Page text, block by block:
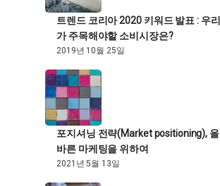
트렌드 코리아 2020 키워드 발표 : 우리
가 주목해야할 소비시장은?
2019년 10월 25일
포지셔닝 전략(Market positioning), 올
바른 마케팅을 위하여
2021년 5월 13일